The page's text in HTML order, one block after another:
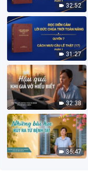
32:52
31:27
32:38
36:47